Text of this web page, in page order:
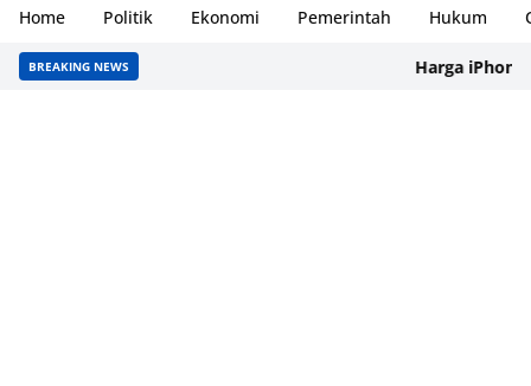
Home Politik Ekonomi Pemerintah Hukum
BREAKING NEWS Harga iPhone